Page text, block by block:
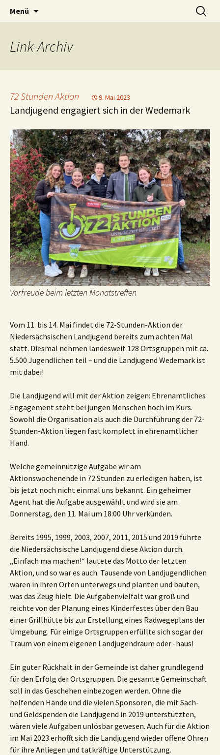
Landjugend Wedemark
Menü
Suchen
nach:
Link-Archiv
72 Stunden Aktion 9. Mai 2023
Landjugend engagiert sich in der Wedemark
Vorfreude beim letzten Monatstreffen
Vom 11. bis 14. Mai findet die 72-Stunden-Aktion der
Niedersächsischen Landjugend bereits zum achten Mal
statt. Diesmal nehmen landesweit 128 Ortsgruppen mit ca.
5.500 Jugendlichen teil – und die Landjugend Wedemark ist
mit dabei!
Die Landjugend will mit der Aktion zeigen: Ehrenamtliches
Engagement steht bei jungen Menschen hoch im Kurs.
Sowohl die Organisation als auch die Durchführung der 72-
Stunden-Aktion liegen fast komplett in ehrenamtlicher
Hand.
Welche gemeinnützige Aufgabe wir am
Aktionswochenende in 72 Stunden zu erledigen haben, ist
bis jetzt noch nicht einmal uns bekannt. Ein geheimer
Agent hat die Aufgabe ausgewählt und wird sie am
Donnerstag, den 11. Mai um 18:00 Uhr verkünden.
Bereits 1995, 1999, 2003, 2007, 2011, 2015 und 2019 führte
die Niedersächsische Landjugend diese Aktion durch.
„Einfach ma machen!“ lautete das Motto der letzten
Aktion, und so war es auch. Tausende von Landjugendlichen
waren in ihren Orten unterwegs und planten und bauten,
was das Zeug hielt. Die Aufgabenvielfalt war groß und
reichte von der Planung eines Kinderfestes über den Bau
einer Grillhütte bis zur Erstellung eines Radwegeplans der
Umgebung. Für einige Ortsgruppen erfüllte sich sogar der
Traum von einem eigenen Landjugendraum oder -haus!
Ein guter Rückhalt in der Gemeinde ist daher grundlegend
für den Erfolg der Ortsgruppen. Die gesamte Gemeinschaft
soll in das Geschehen einbezogen werden. Ohne die
helfenden Hände und die vielen Sponsoren, die mit Sach-
und Geldspenden die Landjugend in 2019 unterstützten,
wären viele Aufgaben unlösbar gewesen. Auch für die Aktion
im Mai 2023 erhofft sich die Landjugend wieder offene Ohren
für ihre Anliegen und tatkräftige Unterstützung.